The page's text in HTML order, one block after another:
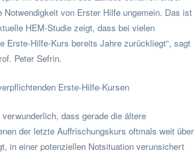
Notwendigkeit von Erster Hilfe ungemein. Das ist
HEM-Studie zeigt, dass bei vielen
Erste-Hilfe-Kurs bereits Jahre zurückliegt“, sagt
Peter Sefrin.
Erste-Hilfe-Kursen
dass gerade die ältere
der letzte Auffrischungskurs oftmals weit über
in einer potenziellen Notsituation verunsichert